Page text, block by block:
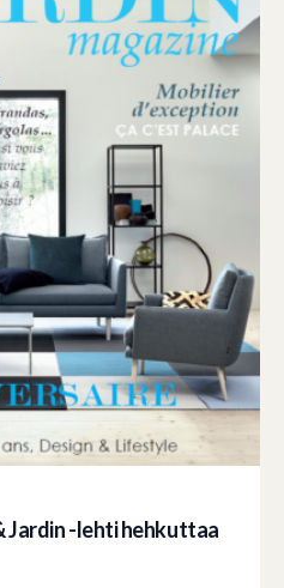
Jardin -lehti hehkuttaa